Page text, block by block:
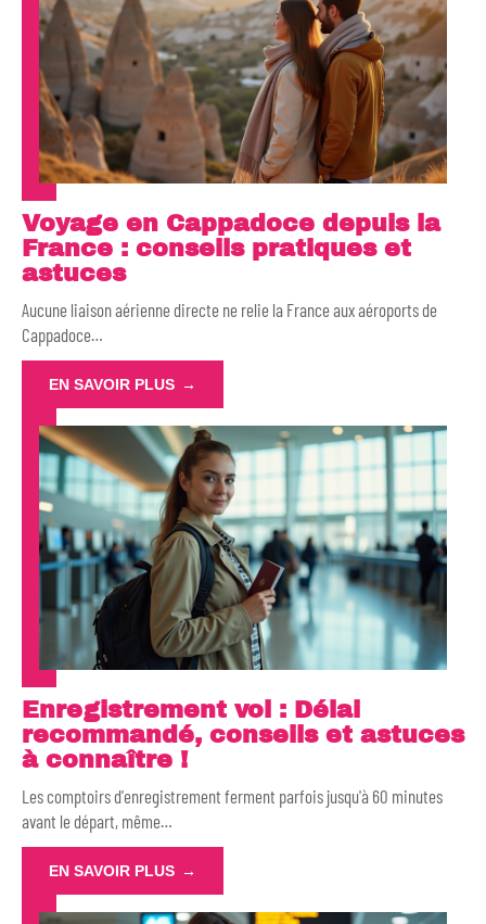
Voyage en Cappadoce depuis la
France : conseils pratiques et
astuces
Aucune liaison aérienne directe ne relie la France aux aéroports de
Cappadoce…
EN SAVOIR PLUS
Enregistrement vol : Délai
recommandé, conseils et astuces
à connaître !
Les comptoirs d'enregistrement ferment parfois jusqu'à 60 minutes
avant le départ, même…
EN SAVOIR PLUS